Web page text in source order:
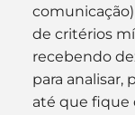
de critérios
recebendo
para analisar,
até que fique